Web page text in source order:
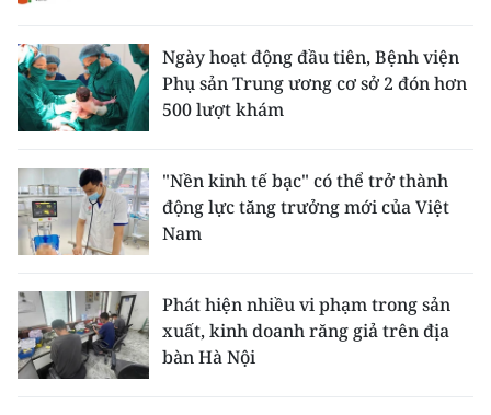
Ngày hoạt động đầu tiên, Bệnh viện
Phụ sản Trung ương cơ sở 2 đón hơn
500 lượt khám
"Nền kinh tế bạc" có thể trở thành
động lực tăng trưởng mới của Việt
Nam
Phát hiện nhiều vi phạm trong sản
xuất, kinh doanh răng giả trên địa
bàn Hà Nội